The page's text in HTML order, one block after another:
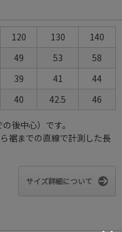
120 130
140
49 53
58
39 41
44
40 42.5 46
後中心）です。
裾までの直線で計測した長
サイズ詳細について